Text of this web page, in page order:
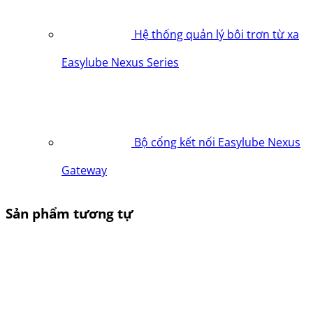
Hệ thống quản lý bôi trơn từ xa
Easylube Nexus Series
Bộ cổng kết nối Easylube Nexus
Gateway
Sản phẩm tương tự